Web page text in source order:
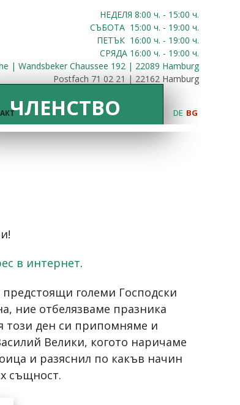
НЕДЕЛЯ 8:00 ч. - 15:00 ч.
СЪБОТА 15:00 ч. - 19:00 ч.
ПЕТЪК 16:00 ч. - 19:00 ч.
СРЯДА 16:00 ч. - 19:00 ч.
| Wandsbeker Chaussee 192 | 22089 Hamburg
Postfach 71 02 21 | 22162 Hamburg
DE BG
ЧЛЕНСТВО
в интернет.
големи Господски
ние отбелязваме празника
този ден си припомняме и
Велики, когото наричаме
и разяснил по какъв начин
същност.